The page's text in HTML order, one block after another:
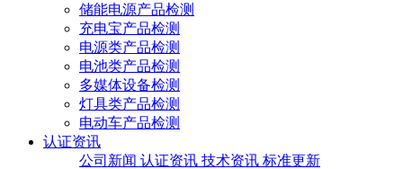
储能电源产品检测
充电宝产品检测
电源类产品检测
电池类产品检测
多媒体设备检测
灯具类产品检测
电动车产品检测
认证资讯
公司新闻 认证资讯 技术资讯 标准更新